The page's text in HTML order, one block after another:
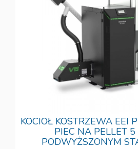
KOCIOŁ KOSTRZEWA EEI
PIEC NA PELLET 5
PODWYŻSZONYM